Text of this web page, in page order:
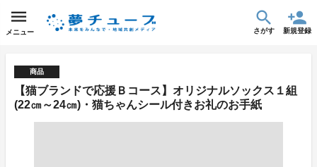
メニュー さがす 新規登録
商品
【猫ブランドで応援Ｂコース】オリジナルソックス１組
(22㎝～24㎝)・猫ちゃんシール付きお礼のお手紙